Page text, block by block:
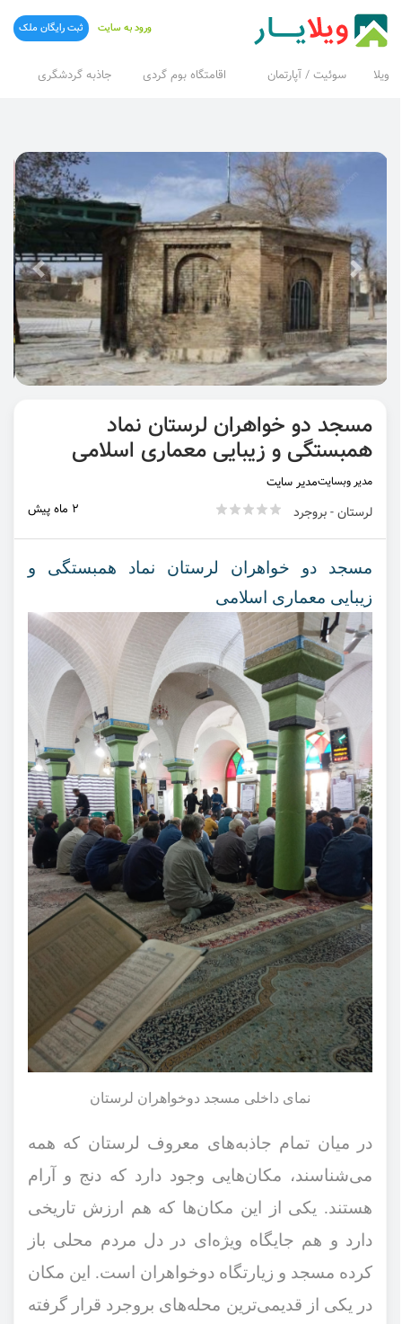
ویلا سوئیت / آپارتمان اقامتگاه بوم گردی جاذبه گردشگری
ورود به سایت ثبت رایگان ملک
مسجد دو خواهران لرستان نماد
همبستگی و زیبایی معماری اسلامی
مدیر سایتمدیر وبسایت
لرستان - بروجرد 2 ماه پیش
مسجد دو خواهران لرستان نماد همبستگی و
زیبایی معماری اسلامی
نمای داخلی مسجد دوخواهران لرستان
در میان تمام جاذبه‌های معروف لرستان که همه
می‌شناسند، مکان‌هایی وجود دارد که دنج و آرام
هستند. یکی از این مکان‌ها که هم ارزش تاریخی
دارد و هم جایگاه ویژه‌ای در دل مردم محلی باز
کرده مسجد و زیارتگاه دوخواهران است. این مکان
در یکی از قدیمی‌ترین محله‌های بروجرد قرار گرفته